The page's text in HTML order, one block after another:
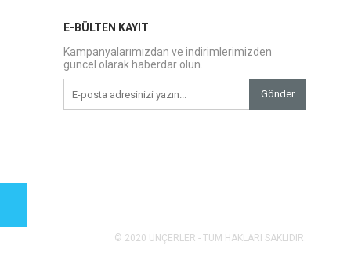
E-BÜLTEN KAYIT
Kampanyalarımızdan ve indirimlerimizden
güncel olarak haberdar olun.
Gönder
© 2020 ÜNÇERLER - TÜM HAKLARI SAKLIDIR.